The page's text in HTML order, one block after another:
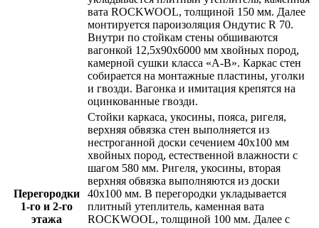
вата ROCKWOOL, толщиной 150 мм. Далее
монтируется пароизоляция Ондутис R 70.
Внутри по стойкам стены обшиваются
вагонкой 12,5х90х6000 мм хвойных пород,
камерной сушки класса «А-В». Каркас стен
собирается на монтажные пластины, уголки
и гвозди. Вагонка и имитация крепятся на
оцинкованные гвозди.
Перегородки
1-го и 2-го
этажа
Стойки каркаса, укосины, пояса, ригеля,
верхняя обвязка стен выполняется из
нестроганной доски сечением 40х100 мм
хвойных пород, естественной влажности с
шагом 580 мм. Ригеля, укосины, вторая
верхняя обвязка выполняются из доски
40х100 мм. В перегородки укладывается
плитный утеплитель, каменная вата
ROCKWOOL, толщиной 100 мм. Далее с